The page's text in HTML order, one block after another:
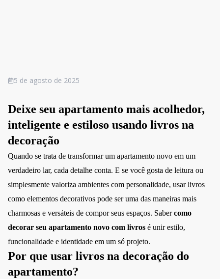
5 de agosto de 2025
Deixe seu apartamento mais acolhedor,
inteligente e estiloso usando livros na
decoração
Quando se trata de transformar um apartamento novo em um
verdadeiro lar, cada detalhe conta. E se você gosta de leitura ou
simplesmente valoriza ambientes com personalidade, usarlivros
como elementos decorativos pode ser uma das maneiras mais
charmosas e versáteis de compor seus espaços. Sabercomo
decorar seu apartamento novo com livros é unir estilo,
funcionalidade e identidade em um só projeto.
Por que usar livros na decoração do
apartamento?